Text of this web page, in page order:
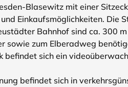
Blasewitz mit einer
Einkaufsmöglichkeiten. Die
Bahnhof sind ca. 300
sowie zum Elberadweg
befindet sich ein
befindet sich in